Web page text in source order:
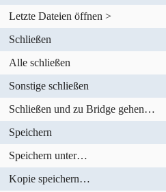
Letzte Dateien öffnen >
Schließen
Alle schließen
Sonstige schließen
Schließen und zu Bridge gehen…
Speichern
Speichern unter…
Kopie speichern…